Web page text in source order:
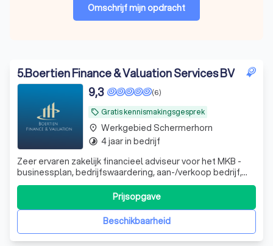
Omschrijf mijn opdracht
5.Boertien Finance & Valuation Services BV
local_offer Gratis kennismakingsgesprek
(6)
9,3
Zeer ervaren zakelijk financieel adviseur voor het MKB -
businessplan, bedrijfswaardering, aan-/verkoop bedrijf,
werknemersparticipaties, financieel zwaar weer en whoa
trajecten. DGA advisering
Beschikbaarheid
Prijsopgave
place Werkgebied Schermerhorn
timelapse 4 jaar in bedrijf